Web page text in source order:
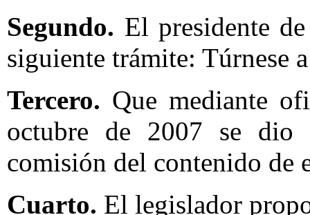
Segundo. El presidente
siguiente trámite: Túrnese
Tercero. Que mediante
octubre de 2007 se dio
comisión del contenido de
Cuarto. El legislador